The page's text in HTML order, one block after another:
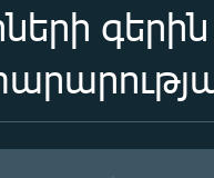
գերին